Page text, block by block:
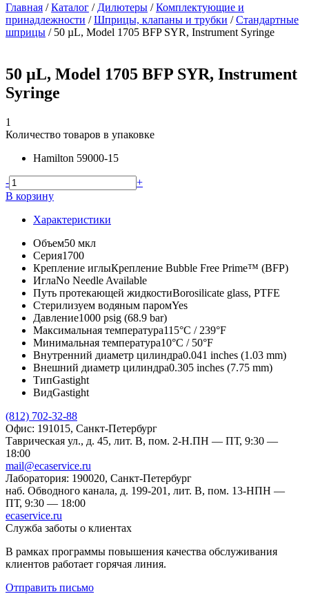
Главная /Каталог / Дилютеры /Комплектующие и
принадлежности /Шприцы, клапаны и трубки /Стандартные
шприцы / 50 µL, Model 1705 BFP SYR, Instrument Syringe
50 µL, Model 1705 BFP SYR, Instrument
Syringe
1
Количество товаров в упаковке
Hamilton 59000-15
-
+
В корзину
Характеристики
Объем50 мкл
Серия1700
Крепление иглыКрепление Bubble Free Prime™ (BFP)
ИглаNo Needle Available
Путь протекающей жидкостиBorosilicate glass, PTFE
Стерилизуем водяным паромYes
Давление1000 psig (68.9 bar)
Максимальная температура115°C / 239°F
Минимальная температура10°C / 50°F
Внутренний диаметр цилиндра0.041 inches (1.03 mm)
Внешний диаметр цилиндра0.305 inches (7.75 mm)
ТипGastight
ВидGastight
(812) 702-32-88
Офис: 191015, Санкт-Петербург
Таврическая ул., д. 45, лит. В, пом. 2-Н.ПН — ПТ, 9:30 —
18:00
mail@ecaservice.ru
Лаборатория: 190020, Санкт-Петербург
наб. Обводного канала, д. 199-201, лит. В, пом. 13-НПН —
ПТ, 9:30 — 18:00
ecaservice.ru
Служба заботы о клиентах
В рамках программы повышения качества обслуживания
клиентов работает горячая линия.
Отправить письмо